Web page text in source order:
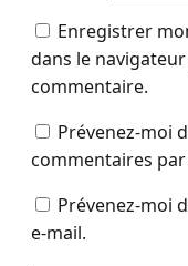
Enregistrer
dans le
commentaire.
Prévenez-moi
commentaires par
Prévenez-moi
e-mail.